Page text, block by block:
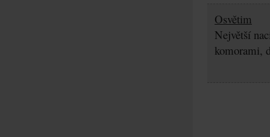
Osvětim
Největší
komorami,